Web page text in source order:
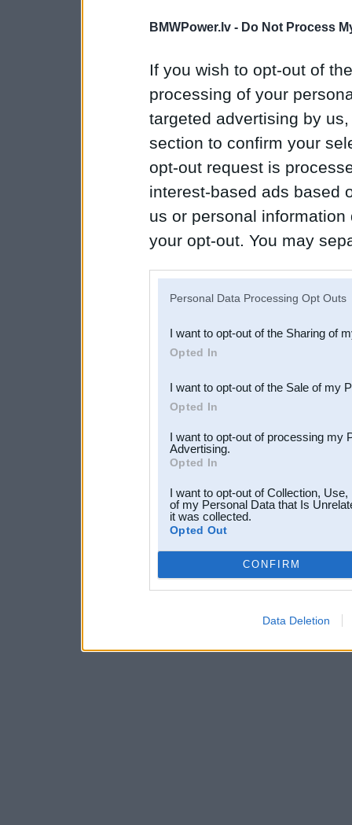
BMWPower.lv - Do Not Process
If you wish to opt-out of
processing of your
targeted advertising by
section to confirm your
opt-out request is
interest-based ads based
us or personal
your opt-out. You may
Downstream Participants
third parties.
Personal Data Processing Opt Outs
I want to opt-out of the Sharing of
Opted In
I want to opt-out of the Sale of my
Opted In
I want to opt-out of processing my
Advertising.
Opted In
I want to opt-out of Collection,
of my Personal Data that Is
it was collected.
Opted Out
CONFIRM
Data Deletion